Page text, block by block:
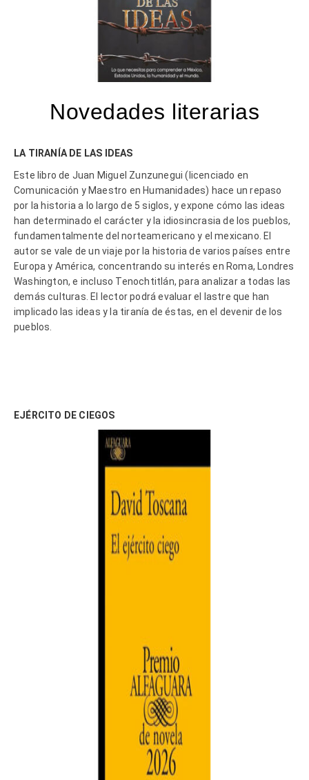
Novedades literarias
LA TIRANÍA DE LAS IDEAS
Este libro de Juan Miguel Zunzunegui (licenciado en
Comunicación y Maestro en Humanidades) hace un repaso
por la historia a lo largo de 5 siglos, y expone cómo las ideas
han determinado el carácter y la idiosincrasia de los pueblos,
fundamentalmente del norteamericano y el mexicano. El
autor se vale de un viaje por la historia de varios países entre
Europa y América, concentrando su interés en Roma, Londres
Washington, e incluso Tenochtitlán, para analizar a todas las
demás culturas. El lector podrá evaluar el lastre que han
implicado las ideas y la tiranía de éstas, en el devenir de los
pueblos.
EJÉRCITO DE CIEGOS